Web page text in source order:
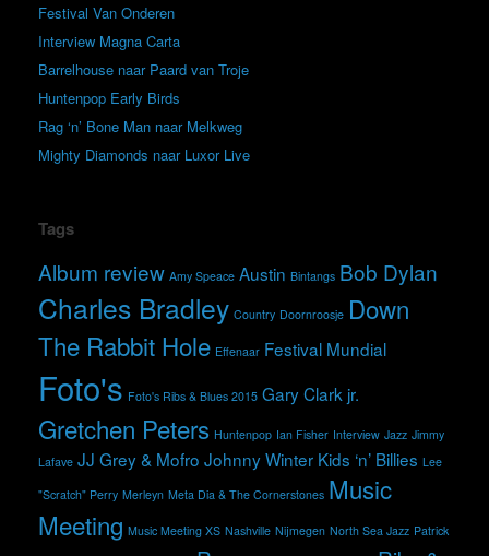
Festival Van Onderen
Interview Magna Carta
Barrelhouse naar Paard van Troje
Huntenpop Early Birds
Rag ‘n’ Bone Man naar Melkweg
Mighty Diamonds naar Luxor Live
Tags
Album review Amy Speace Austin Bintangs Bob Dylan
Charles Bradley Country Doornroosje Down
The Rabbit Hole Effenaar Festival Mundial
Foto's Foto's Ribs & Blues 2015 Gary Clark jr.
Gretchen Peters Huntenpop Ian Fisher Interview Jazz Jimmy
Lafave JJ Grey & Mofro Johnny Winter Kids ‘n’ Billies Lee
"Scratch" Perry Merleyn Meta Dia & The Cornerstones Music
Meeting Music Meeting XS Nashville Nijmegen North Sea Jazz Patrick